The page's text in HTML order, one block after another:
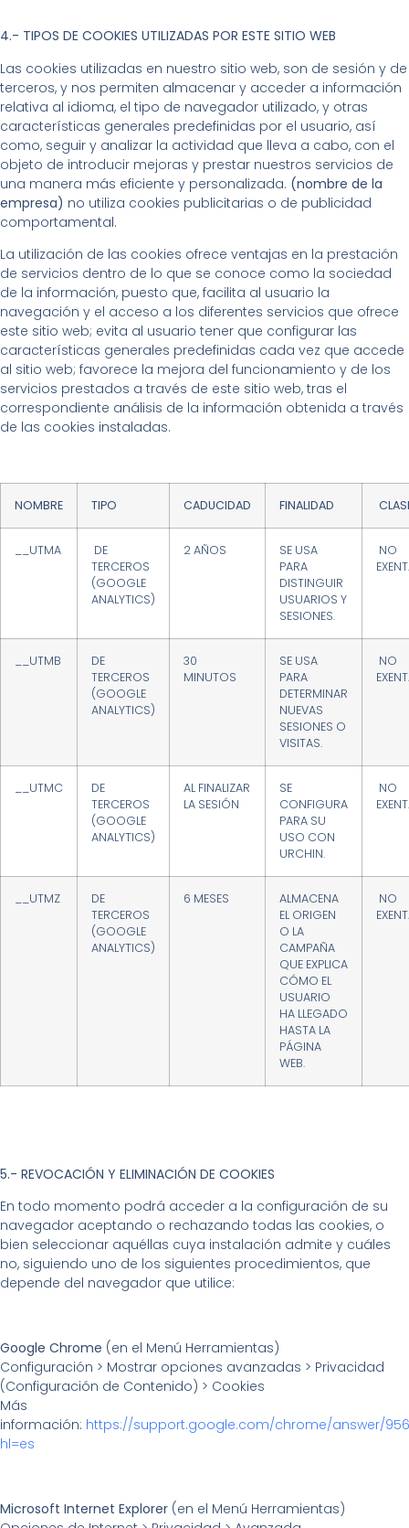
4.- TIPOS DE COOKIES UTILIZADAS POR ESTE SITIO WEB
Las cookies utilizadas en nuestro sitio web, son de sesión y de
terceros, y nos permiten almacenar y acceder a información
relativa al idioma, el tipo de navegador utilizado, y otras
características generales predefinidas por el usuario, así
como, seguir y analizar la actividad que lleva a cabo, con el
objeto de introducir mejoras y prestar nuestros servicios de
una manera más eficiente y personalizada. (nombre de la
empresa) no utiliza cookies publicitarias o de publicidad
comportamental.
La utilización de las cookies ofrece ventajas en la prestación
de servicios dentro de lo que se conoce como la sociedad
de la información, puesto que, facilita al usuario la
navegación y el acceso a los diferentes servicios que ofrece
este sitio web; evita al usuario tener que configurar las
características generales predefinidas cada vez que accede
al sitio web; favorece la mejora del funcionamiento y de los
servicios prestados a través de este sitio web, tras el
correspondiente análisis de la información obtenida a través
de las cookies instaladas.
NOMBRE TIPO CADUCIDAD FINALIDAD
__UTMA
DE
TERCEROS
(GOOGLE
ANALYTICS)
2 AÑOS
SE USA
PARA
DISTINGUIR
USUARIOS Y
SESIONES.
NO
__UTMB
DE
TERCEROS
(GOOGLE
ANALYTICS)
30
MINUTOS
SE USA
PARA
DETERMINAR
NUEVAS
SESIONES O
VISITAS.
NO
__UTMC
DE
TERCEROS
(GOOGLE
ANALYTICS)
AL FINALIZAR
LA SESIÓN
SE
CONFIGURA
PARA SU
USO CON
URCHIN.
NO
__UTMZ
DE
TERCEROS
(GOOGLE
ANALYTICS)
6 MESES
ALMACENA
EL ORIGEN
O LA
CAMPAÑA
QUE EXPLICA
CÓMO EL
USUARIO
HA LLEGADO
HASTA LA
PÁGINA
WEB.
NO
5.- REVOCACIÓN Y ELIMINACIÓN DE COOKIES
En todo momento podrá acceder a la configuración de su
navegador aceptando o rechazando todas las cookies, o
bien seleccionar aquéllas cuya instalación admite y cuáles
no, siguiendo uno de los siguientes procedimientos, que
depende del navegador que utilice:
Google Chrome (en el Menú Herramientas)
Configuración > Mostrar opciones avanzadas > Privacidad
(Configuración de Contenido) > Cookies
Más
información: https://support.google.com/chrome/answer/
hl=es
Microsoft Internet Explorer (en el Menú Herramientas)